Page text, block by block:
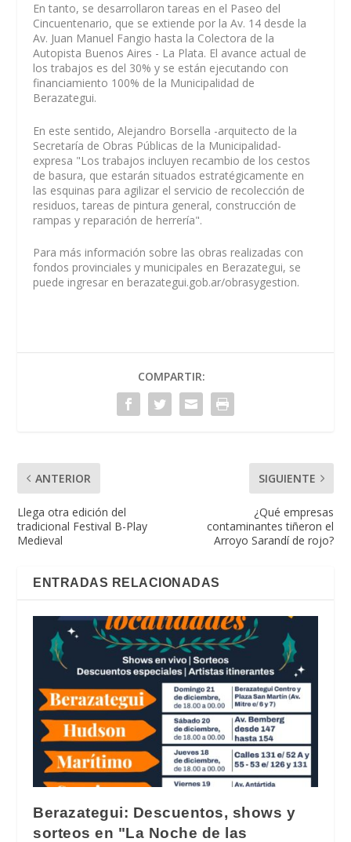
En tanto, se desarrollaron tareas en el Paseo del
Cincuentenario, que se extiende por la Av. 14 desde la
Av. Juan Manuel Fangio hasta la Colectora de la
Autopista Buenos Aires - La Plata. El avance actual de
los trabajos es del 30% y se están ejecutando con
financiamiento 100% de la Municipalidad de
Berazategui.
En este sentido, Alejandro Borsella -arquitecto de la
Secretaría de Obras Públicas de la Municipalidad-
expresa "Los trabajos incluyen recambio de los cestos
de basura, que estarán situados estratégicamente en
las esquinas para agilizar el servicio de recolección de
residuos, tareas de pintura general, construcción de
rampas y reparación de herrería".
Para más información sobre las obras realizadas con
fondos provinciales y municipales en Berazategui, se
puede ingresar en berazategui.gob.ar/obrasygestion.
COMPARTIR:
ANTERIOR
Llega otra edición del
tradicional Festival B-Play
Medieval
SIGUIENTE
¿Qué empresas
contaminantes tiñeron el
Arroyo Sarandí de rojo?
ENTRADAS RELACIONADAS
Berazategui: Descuentos, shows y
sorteos en "La Noche de las